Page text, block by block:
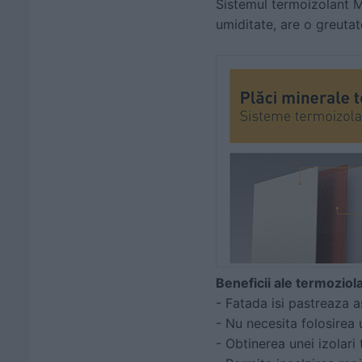
Sistemul termoizolant
umiditate, are o
Beneficii ale
- Fatada isi pastreaza
- Nu necesita folosirea
- Obtinerea unei